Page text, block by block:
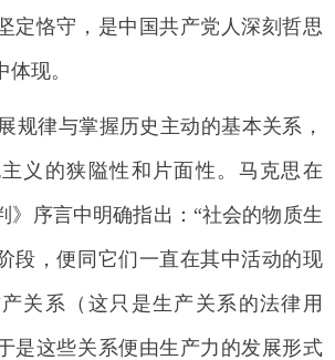
定恪守，是中国共产党人深刻哲思
现。
规律与掌握历史主动的基本关系，
义的狭隘性和片面性。马克思在
》序言中明确指出：“社会的物质生
段，便同它们一直在其中活动的现
关系（这只是生产关系的法律用
是这些关系便由生产力的发展形式